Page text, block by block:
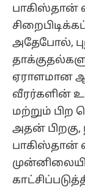
பாகிஸ்தான்
அதேபோல்,
ஏராளமான
வீரர்களின்
மற்றும்
அதன்